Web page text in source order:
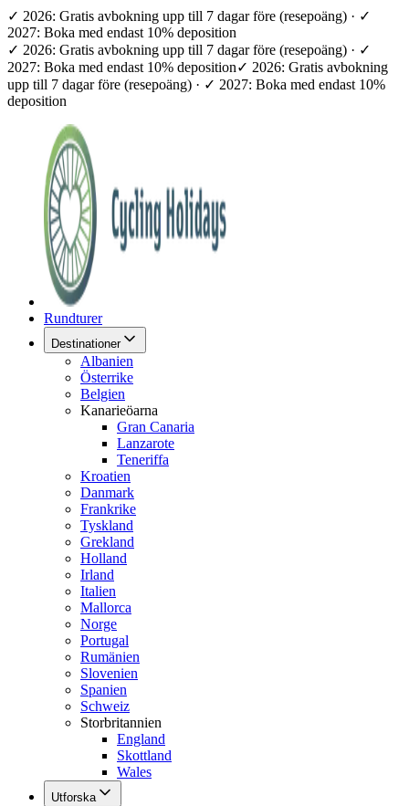
✓ 2026: Gratis avbokning upp till 7 dagar före (resepoäng) · ✓
2027: Boka med endast 10% deposition
✓ 2026: Gratis avbokning upp till 7 dagar före (resepoäng) · ✓
2027: Boka med endast 10% deposition✓ 2026: Gratis avbokning
upp till 7 dagar före (resepoäng) · ✓ 2027: Boka med endast 10%
deposition
Rundturer
Destinationer
Albanien
Österrike
Belgien
Kanarieöarna
Gran Canaria
Lanzarote
Teneriffa
Kroatien
Danmark
Frankrike
Tyskland
Grekland
Holland
Irland
Italien
Mallorca
Norge
Portugal
Rumänien
Slovenien
Spanien
Schweiz
Storbritannien
England
Skottland
Wales
Utforska